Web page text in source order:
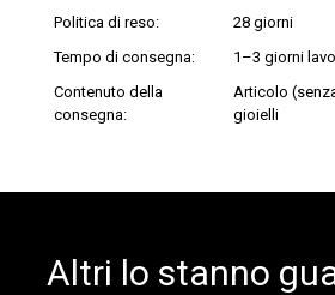
Politica di reso:
28 giorni
Tempo di consegna:
1–3 giorni
Contenuto della
consegna:
Articolo
gioielli
Altri lo stanno